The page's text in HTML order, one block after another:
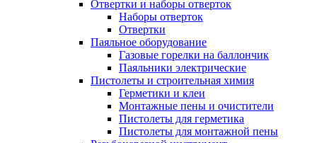
Отвертки и наборы отверток
Наборы отверток
Отвертки
Паяльное оборудование
Газовые горелки на баллончик
Паяльники электрические
Пистолеты и строительная химия
Герметики и клеи
Монтажные пены и очистители
Пистолеты для герметика
Пистолеты для монтажной пены